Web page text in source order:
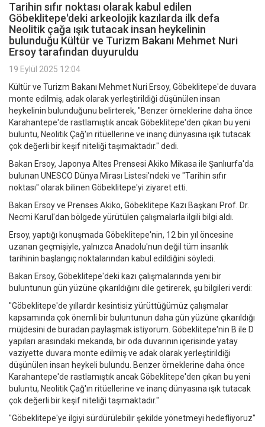
Tarihin sıfır noktası olarak kabul edilen
Göbeklitepe'deki arkeolojik kazılarda ilk defa
Neolitik çağa ışık tutacak insan heykelinin
bulunduğu Kültür ve Turizm Bakanı Mehmet Nuri
Ersoy tarafından duyuruldu
19 Eylül 2025 12:04
Kültür ve Turizm Bakanı Mehmet Nuri Ersoy, Göbeklitepe'de duvara
monte edilmiş, adak olarak yerleştirildiği düşünülen insan
heykelinin bulunduğunu belirterek, "Benzer örneklerine daha önce
Karahantepe'de rastlamıştık ancak Göbeklitepe'den çıkan bu yeni
buluntu, Neolitik Çağ'ın ritüellerine ve inanç dünyasına ışık tutacak
çok değerli bir keşif niteliği taşımaktadır." dedi.
Bakan Ersoy, Japonya Altes Prensesi Akiko Mikasa ile Şanlıurfa'da
bulunan UNESCO Dünya Mirası Listesi'ndeki ve "Tarihin sıfır
noktası" olarak bilinen Göbeklitepe'yi ziyaret etti.
Bakan Ersoy ve Prenses Akiko, Göbeklitepe Kazı Başkanı Prof. Dr.
Necmi Karul'dan bölgede yürütülen çalışmalarla ilgili bilgi aldı.
Ersoy, yaptığı konuşmada Göbeklitepe'nin, 12 bin yıl öncesine
uzanan geçmişiyle, yalnızca Anadolu'nun değil tüm insanlık
tarihinin başlangıç noktalarından kabul edildiğini söyledi.
Bakan Ersoy, Göbeklitepe'deki kazı çalışmalarında yeni bir
buluntunun gün yüzüne çıkarıldığını dile getirerek, şu bilgileri verdi:
"Göbeklitepe'de yıllardır kesintisiz yürüttüğümüz çalışmalar
kapsamında çok önemli bir buluntunun daha gün yüzüne çıkarıldığı
müjdesini de buradan paylaşmak istiyorum. Göbeklitepe'nin B ile D
yapıları arasındaki mekanda, bir oda duvarının içerisinde yatay
vaziyette duvara monte edilmiş ve adak olarak yerleştirildiği
düşünülen insan heykeli bulundu. Benzer örneklerine daha önce
Karahantepe'de rastlamıştık ancak Göbeklitepe'den çıkan bu yeni
buluntu, Neolitik Çağ'ın ritüellerine ve inanç dünyasına ışık tutacak
çok değerli bir keşif niteliği taşımaktadır."
"Göbeklitepe'ye ilgiyi sürdürülebilir şekilde yönetmeyi hedefliyoruz"